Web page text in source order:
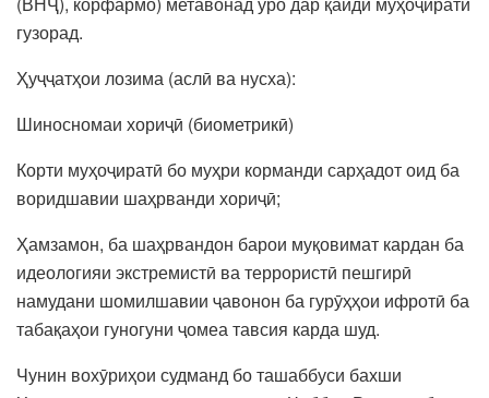
гузорад.
Ҳуҷҷатҳои лозима (аслӣ ва нусха):
Шиносномаи хориҷӣ (биометрикӣ)
Корти муҳоҷиратӣ бо муҳри корманди сарҳадот оид ба
воридшавии шаҳрванди хориҷӣ;
Ҳамзамон, ба шаҳрвандон барои муқовимат кардан ба
идеологияи экстремистӣ ва террористӣ пешгирӣ
намудани шомилшавии ҷавонон ба гурӯҳҳои ифротӣ ба
табақаҳои гуногуни ҷомеа тавсия карда шуд.
Чунин вохӯриҳои судманд бо ташаббуси бахши